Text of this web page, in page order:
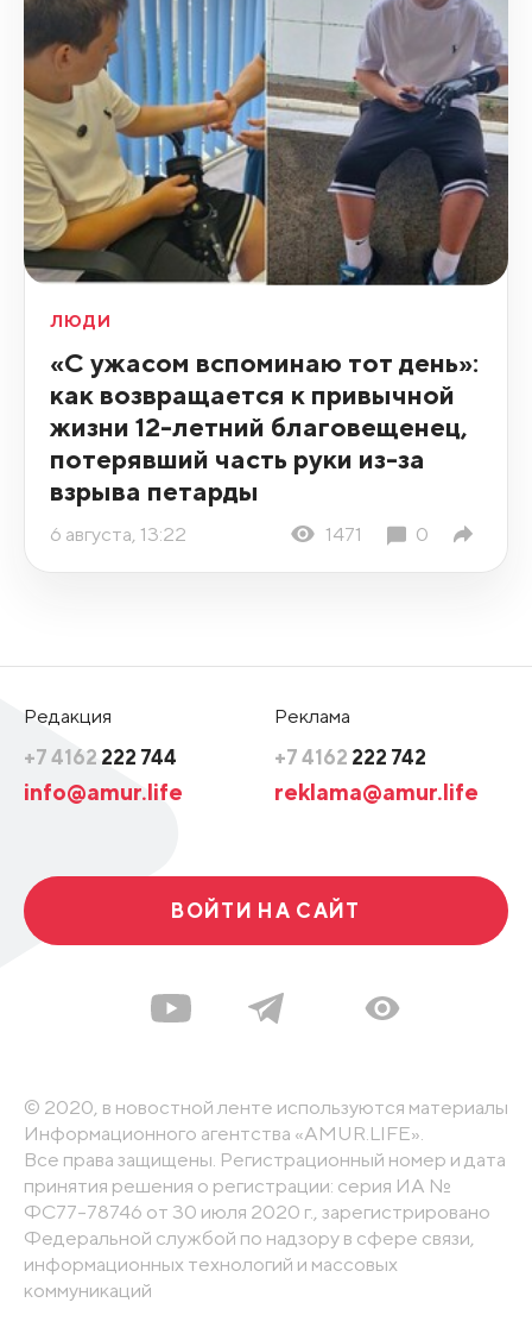
ЛЮДИ
«С ужасом вспоминаю тот день»:
как возвращается к привычной
жизни 12-летний благовещенец,
потерявший часть руки из-за
взрыва петарды
6 августа, 13:22 1471 0
Редакция
+7 4162 222 744
info@amur.life
Реклама
+7 4162 222 742
reklama@amur.life
ВОЙТИ НА САЙТ
© 2020, в новостной ленте используются материалы
Информационного агентства «AMUR.LIFE».
Все права защищены. Регистрационный номер и дата
принятия решения о регистрации: серия ИА №
ФС77-78746 от 30 июля 2020 г., зарегистрировано
Федеральной службой по надзору в сфере связи,
информационных технологий и массовых
коммуникаций